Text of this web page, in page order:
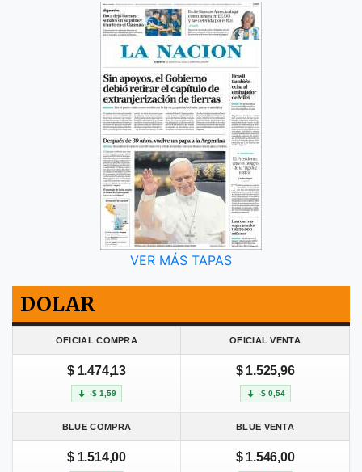
VER MÁS TAPAS
DOLAR
OFICIAL COMPRA OFICIAL VENTA
$ 1.474,13
-$ 1,59
$ 1.525,96
-$ 0,54
BLUE COMPRA BLUE VENTA
$ 1.514,00 $ 1.546,00